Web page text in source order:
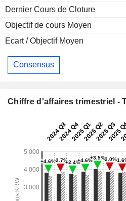
Dernier Cours de Cloture
Objectif de cours Moyen
Ecart / Objectif Moyen
Consensus
Chiffre d'affaires trimestriel -